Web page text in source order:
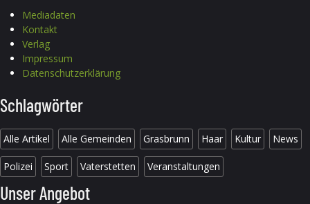
Mediadaten
Kontakt
Verlag
Impressum
Datenschutzerklärung
Schlagwörter
Alle Artikel Alle Gemeinden Grasbrunn Haar Kultur News
Polizei Sport Vaterstetten Veranstaltungen
Unser Angebot